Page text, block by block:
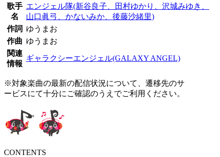
歌手
名
エンジェル隊(新谷良子、田村ゆかり、沢城みゆき、
山口眞弓、かないみか、後藤沙緒里)
作詞 ゆうまお
作曲 ゆうまお
関連
情報
ギャラクシーエンジェル(GALAXY ANGEL)
※対象楽曲の最新の配信状況について、遷移先のサ
ービスにて十分にご確認のうえでご利用ください。
CONTENTS